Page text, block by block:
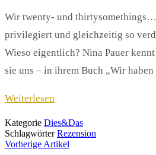
Wir twenty- und
privilegiert und gleichzeitig so
Wieso eigentlich? Nina Pauer
sie uns – in ihrem Buch „Wir
Weiterlesen
Kategorie Dies&Das
SchlagwörterRezension
Vorherige Artikel